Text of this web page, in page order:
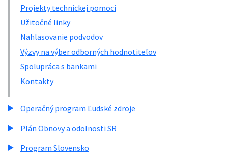
Projekty technickej pomoci
Užitočné linky
Nahlasovanie podvodov
Výzvy na výber odborných hodnotiteľov
Spolupráca s bankami
Kontakty
Operačný program Ľudské zdroje
Plán Obnovy a odolnosti SR
Program Slovensko